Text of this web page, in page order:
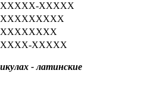
XXXXX-XXXXX
XXXXXXXXX
XXXXXXXX
XXXX-XXXXX
- латинские